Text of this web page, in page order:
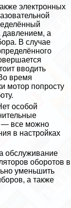
электронных
давлением, а
В случае
вводить
время
мотор попросту
особой
— все можно
в настройках
обслуживание
оборотов в
уменьшить
а также